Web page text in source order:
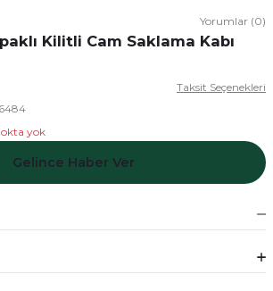
Yorumlar (0)
Kilitli Cam Saklama Kabı
Taksit Seçenekleri
yok
Gelince Haber Ver